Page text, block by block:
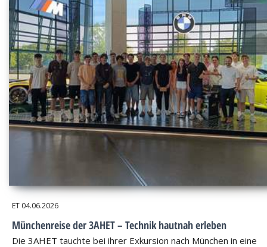
ET 04.06.2026
Münchenreise der 3AHET – Technik hautnah erleben
Die 3AHET tauchte bei ihrer Exkursion nach München in eine